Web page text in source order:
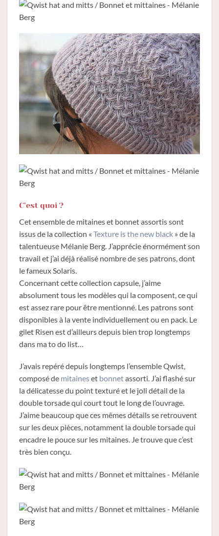
C’est quoi ?
Cet ensemble de mitaines et bonnet assortis sont
issus de la collection « Texture is the new black » de la
talentueuse Mélanie Berg. J’apprécie énormément son
travail et j’ai déjà réalisé nombre de ses patrons, dont
le fameux Solaris.
Concernant cette collection capsule, j’aime
absolument tous les modèles qui la composent, ce qui
est assez rare pour être mentionné. Les patrons sont
disponibles à la vente individuellement ou en pack. Le
gilet Risen est d’ailleurs depuis bien trop longtemps
dans ma to do list…
J’avais repéré depuis longtemps l’ensemble Qwist,
composé de mitaineset bonnetassorti. J’ai flashé sur
la délicatesse du point texturé et le joli détail de la
double torsade qui court tout le long de l’ouvrage.
J’aime beaucoup que ces mêmes détails se retrouvent
sur les deux pièces, notamment la double torsade qui
encadre le pouce sur les mitaines. Je trouve que c’est
très bien conçu.